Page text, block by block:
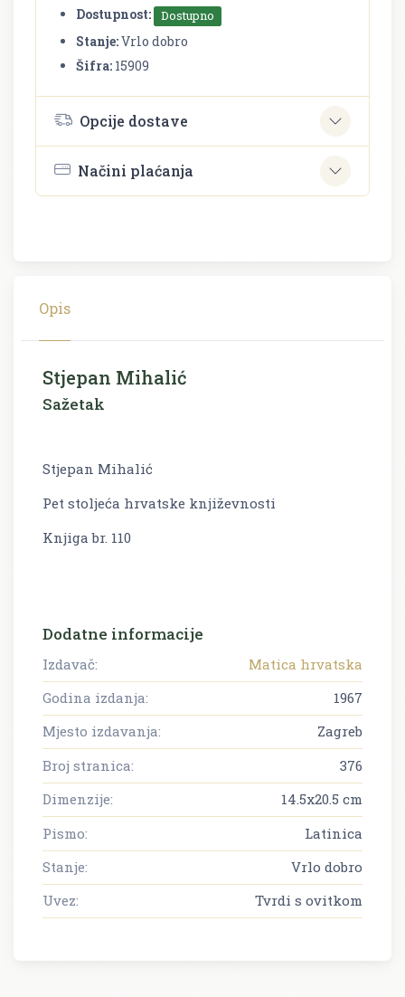
Dostupnost:
Dostupno
Stanje:Vrlo dobro
Šifra: 15909
Opcije dostave
Načini plaćanja
Opis
Stjepan Mihalić
Sažetak
Stjepan Mihalić
Pet stoljeća hrvatske književnosti
Knjiga br. 110
Dodatne informacije
Izdavač:
Matica hrvatska
Godina izdanja:
1967
Mjesto izdavanja:
Zagreb
Broj stranica:
376
Dimenzije:
14.5x20.5 cm
Pismo:
Latinica
Stanje:
Vrlo dobro
Uvez:
Tvrdi s ovitkom